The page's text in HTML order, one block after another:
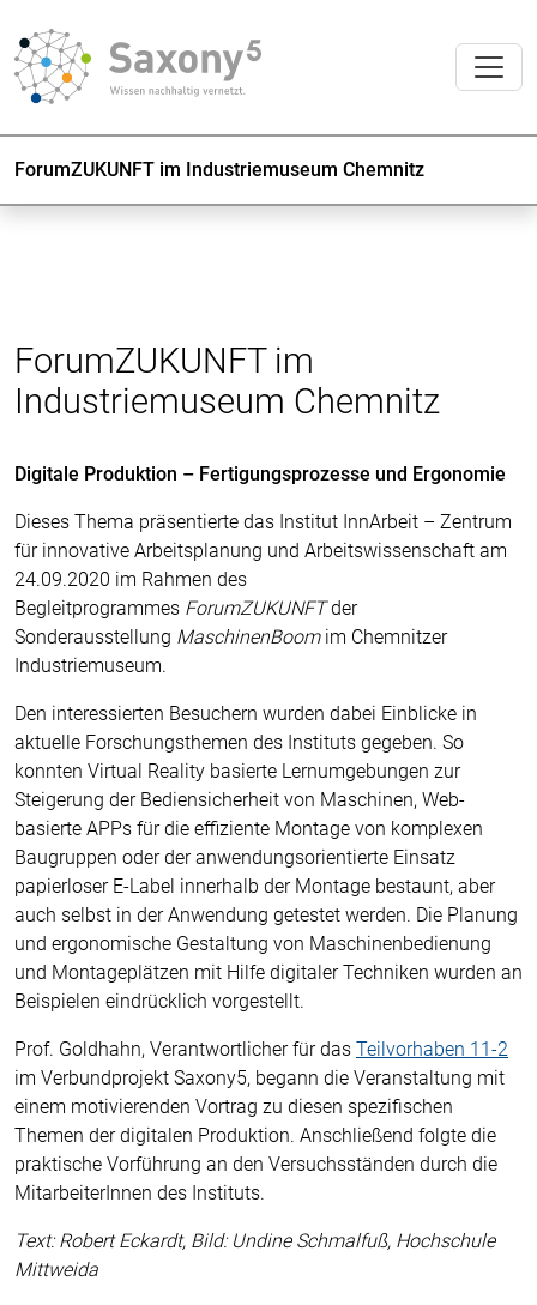
ForumZUKUNFT im Industriemuseum Chemnitz
ForumZUKUNFT im
Industriemuseum Chemnitz
Digitale Produktion – Fertigungsprozesse und Ergonomie
Dieses Thema präsentierte das Institut InnArbeit – Zentrum
für innovative Arbeitsplanung und Arbeitswissenschaft am
24.09.2020 im Rahmen des
Begleitprogrammes ForumZUKUNFTder
Sonderausstellung MaschinenBoom im Chemnitzer
Industriemuseum.
Den interessierten Besuchern wurden dabei Einblicke in
aktuelle Forschungsthemen des Instituts gegeben. So
konnten Virtual Reality basierte Lernumgebungen zur
Steigerung der Bediensicherheit von Maschinen, Web-
basierte APPs für die effiziente Montage von komplexen
Baugruppen oder der anwendungsorientierte Einsatz
papierloser E-Label innerhalb der Montage bestaunt, aber
auch selbst in der Anwendung getestet werden. Die Planung
und ergonomische Gestaltung von Maschinenbedienung
und Montageplätzen mit Hilfe digitaler Techniken wurden an
Beispielen eindrücklich vorgestellt.
Prof. Goldhahn, Verantwortlicher für das Teilvorhaben 11-2
im Verbundprojekt Saxony5, begann die Veranstaltung mit
einem motivierenden Vortrag zu diesen spezifischen
Themen der digitalen Produktion. Anschließend folgte die
praktische Vorführung an den Versuchsständen durch die
MitarbeiterInnen des Instituts.
Text: Robert Eckardt, Bild: Undine Schmalfuß, Hochschule
Mittweida